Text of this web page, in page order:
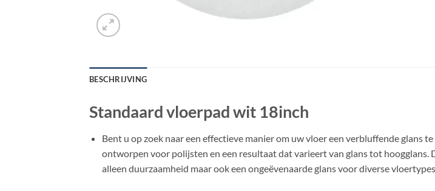
BESCHRIJVING
Standaard vloerpad wit 18inch
Bent u op zoek naar een effectieve manier om uw vloer een verbluffende glans
ontworpen voor polijsten en een resultaat dat varieert van glans tot
alleen duurzaamheid maar ook een ongeëvenaarde glans voor diverse vloertypes.